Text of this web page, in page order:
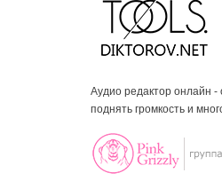
Аудио редактор онлайн -
поднять громкость и